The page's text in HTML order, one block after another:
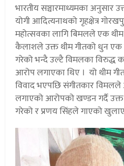
भारतीय सञ्चारमाध्यमका अनुसार
योगी आदित्यनाथको गृहक्षेत्र
महोत्सवका लागि बिमलले एक थीम
कैलाशले उक्त थीम गीतको धुन
गरेको भन्दै उल्टै विमलका विरुद्ध
आरोप लगाएका थिए । यो थीम
विवाद भएपछि संगीतकार
लगाएको आरोपको खण्डन गर्दै
गरेको र प्रणय सिंहले गाएको